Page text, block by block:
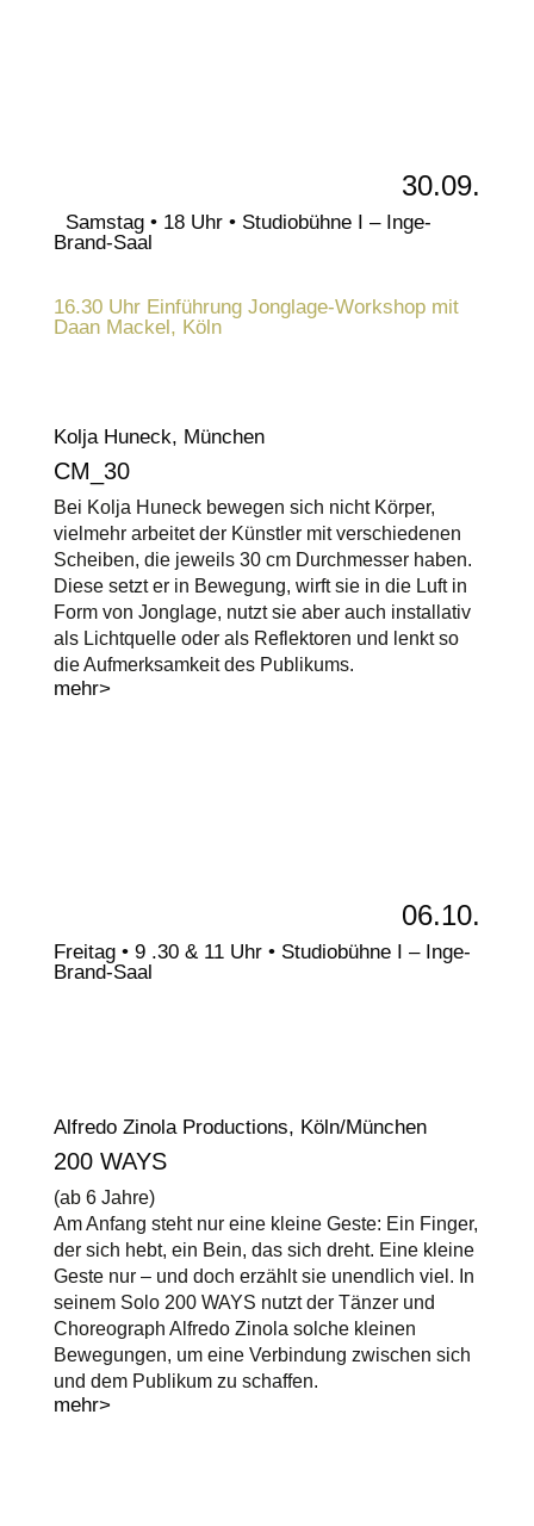
30.09.
Samstag • 18 Uhr • Studiobühne I – Inge-
Brand-Saal
16.30 Uhr Einführung Jonglage-Workshop mit
Daan Mackel, Köln
Kolja Huneck, München
CM_30
Bei Kolja Huneck bewegen sich nicht Körper,
vielmehr arbeitet der Künstler mit verschiedenen
Scheiben, die jeweils 30 cm Durchmesser haben.
Diese setzt er in Bewegung, wirft sie in die Luft in
Form von Jonglage, nutzt sie aber auch installativ
als Lichtquelle oder als Reflektoren und lenkt so
die Aufmerksamkeit des Publikums.
mehr>
06.10.
Freitag • 9 .30 & 11 Uhr • Studiobühne I – Inge-
Brand-Saal
Alfredo Zinola Productions, Köln/München
200 WAYS
(ab 6 Jahre)
Am Anfang steht nur eine kleine Geste: Ein Finger,
der sich hebt, ein Bein, das sich dreht. Eine kleine
Geste nur – und doch erzählt sie unendlich viel. In
seinem Solo 200 WAYS nutzt der Tänzer und
Choreograph Alfredo Zinola solche kleinen
Bewegungen, um eine Verbindung zwischen sich
und dem Publikum zu schaffen.
mehr>